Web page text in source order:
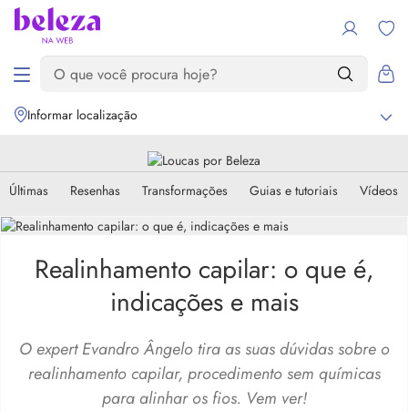
Informar localização
Últimas Resenhas Transformações Guias e tutoriais Vídeos
Realinhamento capilar: o que é,
indicações e mais
O expert Evandro Ângelo tira as suas dúvidas sobre o
realinhamento capilar, procedimento sem químicas
para alinhar os fios. Vem ver!